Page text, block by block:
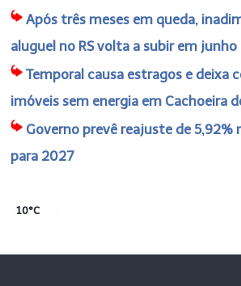
Após três meses em queda,
aluguel no RS volta a subir em junho
Temporal causa estragos e deixa
imóveis sem energia em Cachoeira
Governo prevê reajuste de 5,92%
para 2027
10°C